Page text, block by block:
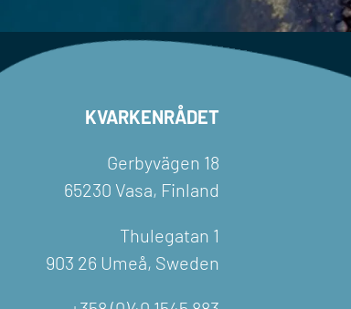
KVARKENRÅDET
Gerbyvägen 18
65230 Vasa, Finland
Thulegatan 1
903 26 Umeå, Sweden